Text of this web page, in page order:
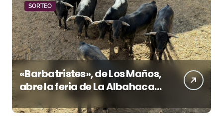
SORTEO
«Barbatristes», de Los Maños,
abre la feria de La Albahaca
de Huesca